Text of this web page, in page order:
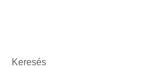
Keresés